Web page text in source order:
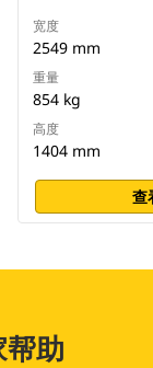
宽度
2549 mm
重量
854 kg
高度
1404 mm
查
帮助